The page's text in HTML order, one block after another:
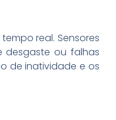
real. Sensores
desgaste ou falhas
de inatividade e os